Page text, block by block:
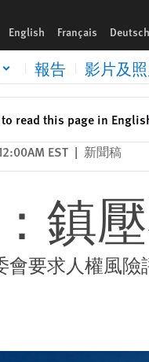
English Français Deutsch
報告 影片及
read this page in
EST | 新聞稿
鎮
會要求人權風險